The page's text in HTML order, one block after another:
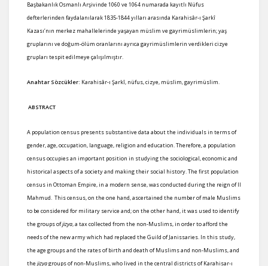
Başbakanlık Osmanlı Arşivinde 1060 ve 1064 numarada kayıtlı Nüfus
defterlerinden faydalanılarak 1835-1844 yılları arasında Karahisâr-ı Şarkî
Kazası’nın merkez mahallelerinde yaşayan müslim ve gayrimüslimlerin; yaş
gruplarını ve doğum-ölüm oranlarını ayrıca gayrimüslimlerin verdikleri cizye
grupları tespit edilmeye çalışılmıştır.
Anahtar Sözcükler: Karahisâr-ı Şarkî, nüfus, cizye, müslim, gayrimüslim.
ABSTRACT
A population census presents substantive data about the individuals in terms of
gender, age, occupation, language, religion and education. Therefore, a population
census occupies an important position in studying the sociological, economic and
historical aspects of a society and making their social history. The first population
census in Ottoman Empire, in a modern sense, was conducted during the reign of II
Mahmud. This census, on the one hand, ascertained the number of male Muslims
to be considered for military service and; on the other hand, it was used to identify
the groups ofjizya, a tax collected from the non-Muslims, in order to afford the
needs of the new army which had replaced the Guild of Janissaries. In this study,
the age groups and the rates of birth and death of Muslims and non-Muslims, and
thejizyagroups of non-Muslims, who lived in the central districts of Karahisar-ı